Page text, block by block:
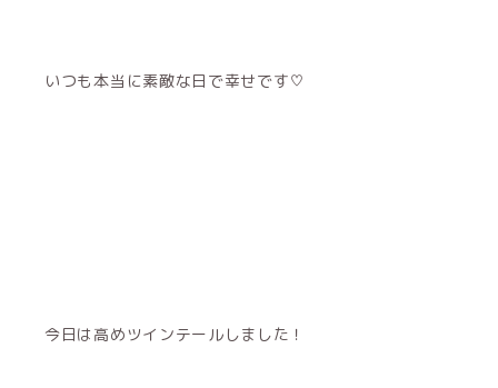
いつも本当に素敵な日で幸せです♡
今日は高めツインテールしました！